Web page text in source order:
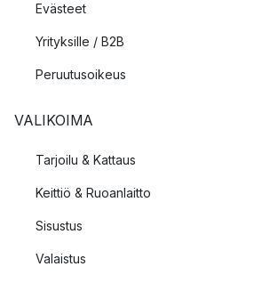
Evästeet
Yrityksille / B2B
Peruutusoikeus
VALIKOIMA
Tarjoilu & Kattaus
Keittiö & Ruoanlaitto
Sisustus
Valaistus